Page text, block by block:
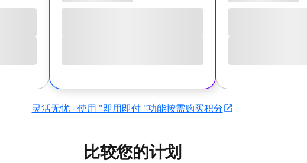
灵活无忧 - 使用 "即用即付 "功能按需购买积分
比较您的计划